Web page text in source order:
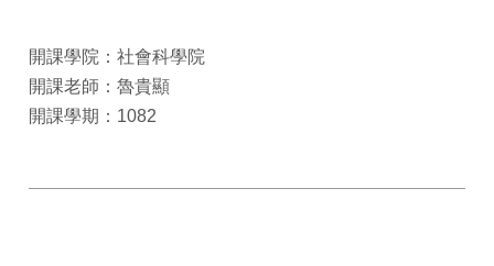
開課學院：社會科學院
開課老師：魯貴顯
開課學期：1082